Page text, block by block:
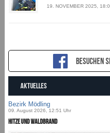
19. NOVEMBER 2025,
Besuchen
AKTUELLES
Bezirk Mödling
09. August 2026, 12:51 Uhr
Hitze und Waldbrand